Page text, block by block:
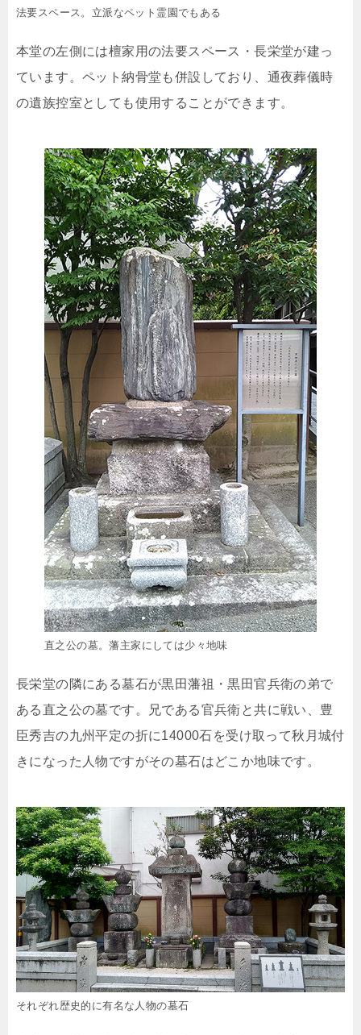
法要スペース。立派なペット霊園でもある
本堂の左側には檀家用の法要スペース・長栄堂が建っ
ています。ペット納骨堂も併設しており、通夜葬儀時
の遺族控室としても使用することができます。
直之公の墓。藩主家にしては少々地味
長栄堂の隣にある墓石が黒田藩祖・黒田官兵衛の弟で
ある直之公の墓です。兄である官兵衛と共に戦い、豊
臣秀吉の九州平定の折に14000石を受け取って秋月城付
きになった人物ですがその墓石はどこか地味です。
それぞれ歴史的に有名な人物の墓石